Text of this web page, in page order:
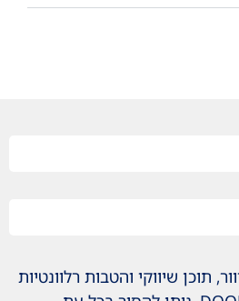
תוכן שיווקי והטבות רלוונטיות